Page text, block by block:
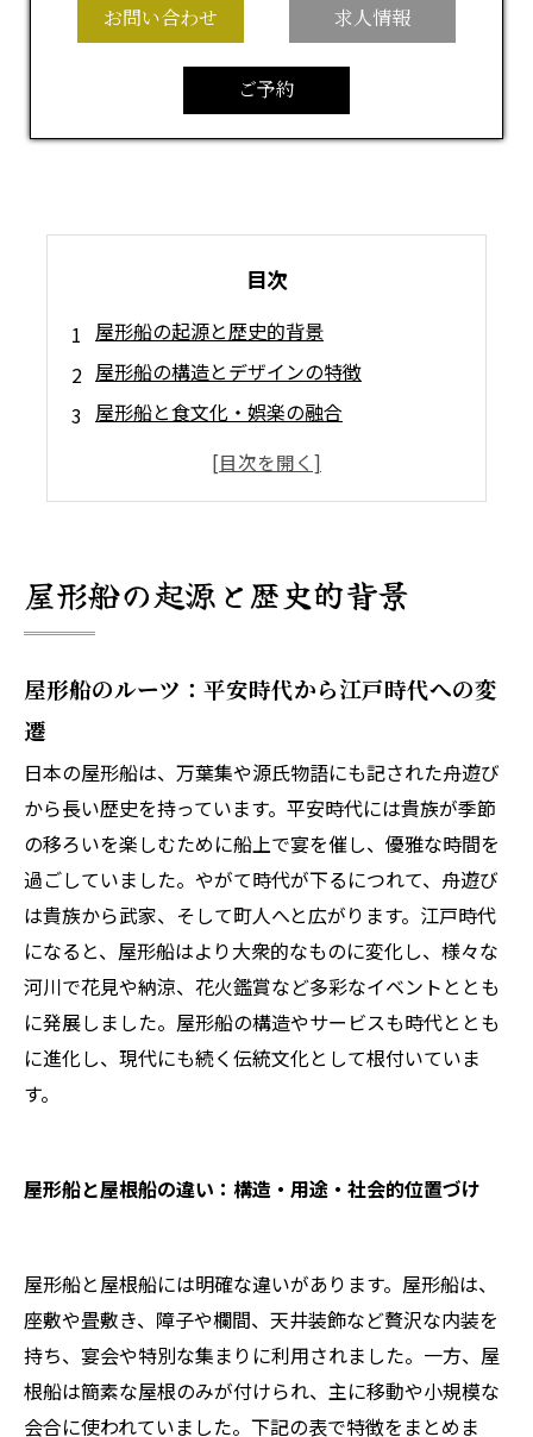
お問い合わせ 求人情報
ご予約
目次
屋形船の起源と歴史的背景
屋形船の構造とデザインの特徴
屋形船と食文化・娯楽の融合
屋形船の社会的影響と変遷
屋形船の起源と歴史的背景
屋形船のルーツ：平安時代から江戸時代への変
遷
日本の屋形船は、万葉集や源氏物語にも記された舟遊び
から長い歴史を持っています。平安時代には貴族が季節
の移ろいを楽しむために船上で宴を催し、優雅な時間を
過ごしていました。やがて時代が下るにつれて、舟遊び
は貴族から武家、そして町人へと広がります。江戸時代
になると、屋形船はより大衆的なものに変化し、様々な
河川で花見や納涼、花火鑑賞など多彩なイベントととも
に発展しました。屋形船の構造やサービスも時代ととも
に進化し、現代にも続く伝統文化として根付いていま
す。
屋形船と屋根船の違い：構造・用途・社会的位置づけ
屋形船と屋根船には明確な違いがあります。屋形船は、
座敷や畳敷き、障子や欄間、天井装飾など贅沢な内装を
持ち、宴会や特別な集まりに利用されました。一方、屋
根船は簡素な屋根のみが付けられ、主に移動や小規模な
会合に使われていました。下記の表で特徴をまとめま